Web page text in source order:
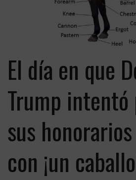
El día en que
Trump intentó
sus
con ¡un